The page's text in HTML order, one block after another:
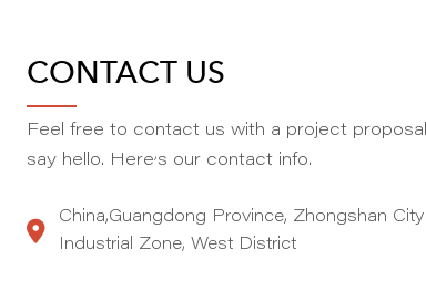
CONTACT US
Feel free to contact us with a project
say hello. Here,s our contact info.
China,Guangdong Province, Zhongshan
Industrial Zone, West District